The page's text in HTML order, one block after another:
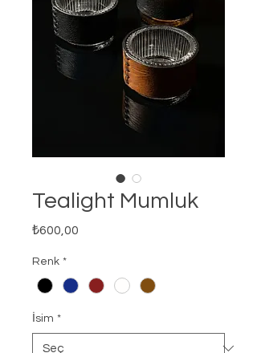
Tealight Mumluk
₺600,00
Renk *
İsim *